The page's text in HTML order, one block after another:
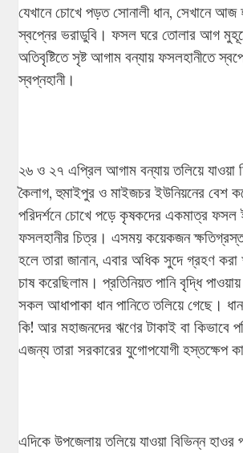
যেখানে চোখে পড়ত সোনালী ধান, সেখানে
স্বপ্নের ভরাডুবি। ফসল ঘরে তোলার আগ
অতিবৃষ্টিতে সৃষ্ট আগাম বন্যায় ফসলহানীতে
স্বপ্নহানী।
২৬ ও ২৭ এপ্রিল আগাম বন্যায় তলিয়ে যাওয়া
কৈলাগ, হুমাইপুর ও মাইজচর ইউনিয়নের বেশ
পরিদর্শনে চোখে পড়ে কৃষকদের একমাত্র ফসল
ফসলহানীর চিত্র। এসময় কয়েকজন
হলে তারা জানান, এবার অধিক সুদে গ্রহণ করা
চাষ করেছিলাম। প্রতিনিয়ত পানি বৃদ্ধি
সকল আধাপাকা ধান পানিতে তলিয়ে গেছে।
কি! আর মহাজনদের ঋণের টাকাই বা কিভাবে
এজন্য তারা সরকারের যুগোপযোগী হস্তক্ষেপ
এদিকে উপজেলায় তলিয়ে যাওয়া বিভিন্ন হাওর